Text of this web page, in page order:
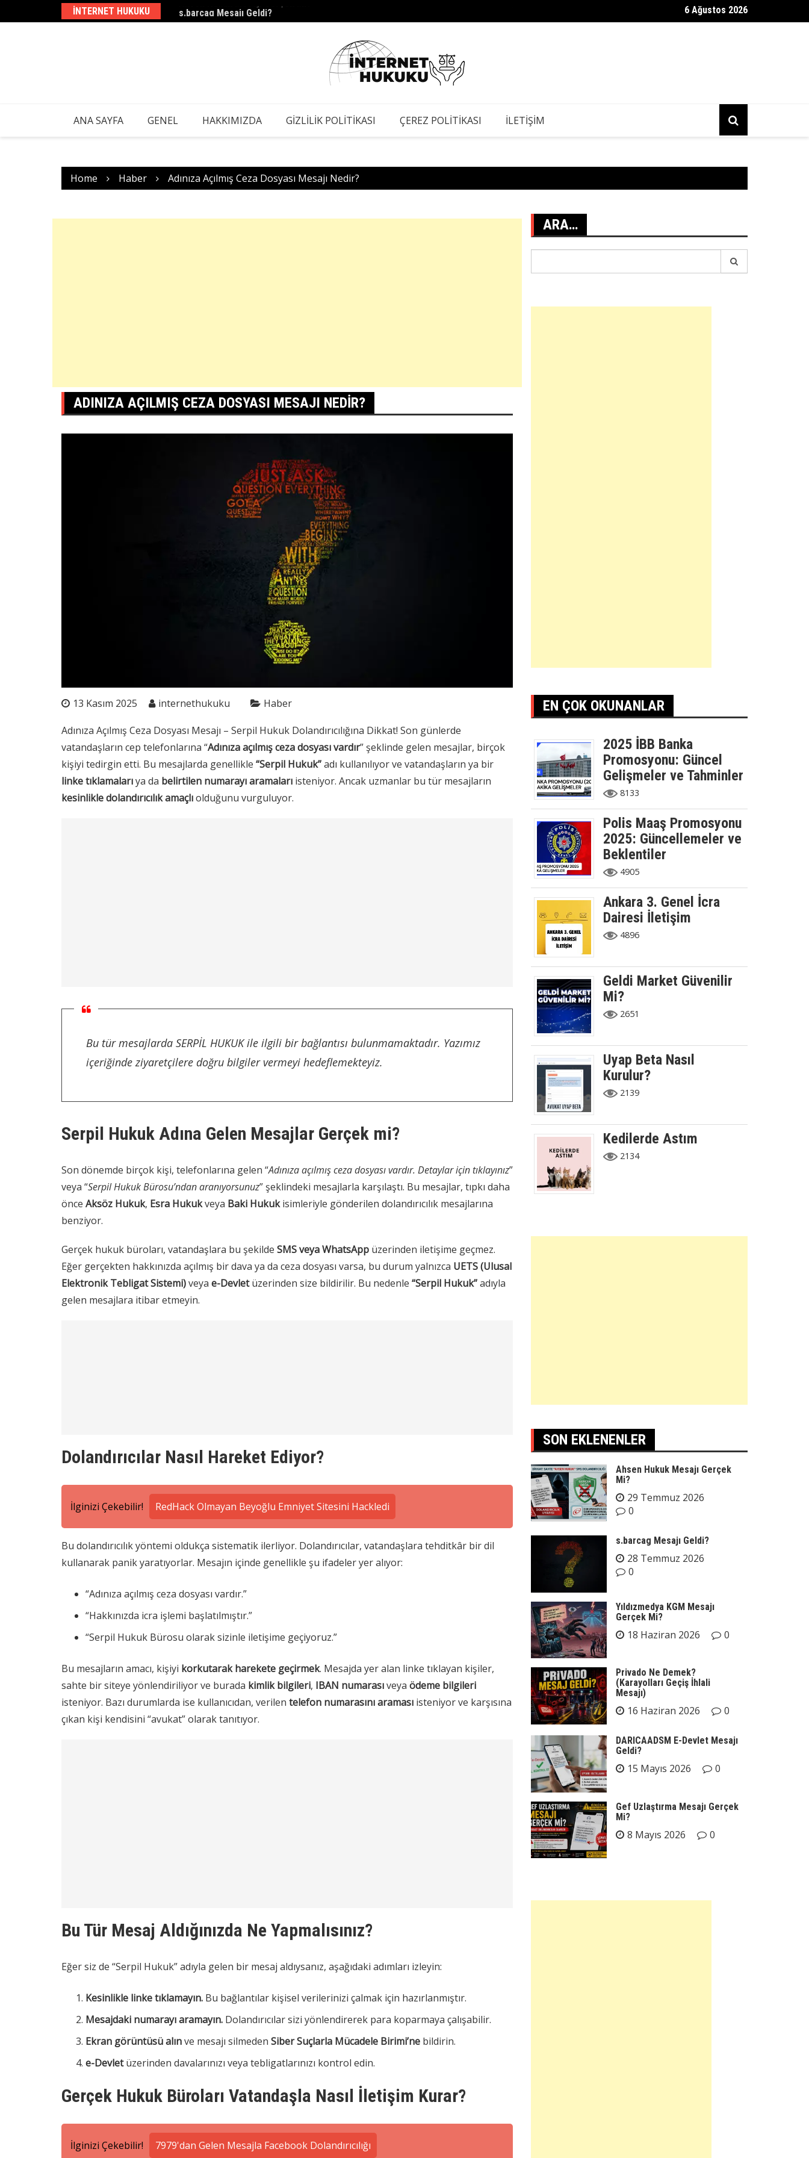
to
INTERNET HUKUKU s.barcag Mesajı Geldi? 6 Ağustos 2026
ANA SAYFA GENEL HAKKIMIZDA GIZLILIK POLITIKASI ÇEREZ POLITIKASI İLETIŞIM
Home Haber Adınıza Açılmış Ceza Dosyası Mesajı Nedir?
ADINIZA AÇILMIŞ CEZA DOSYASI MESAJI NEDIR?
13 Kasım 2025 internethukuku Haber
Adınıza Açılmış Ceza Dosyası Mesajı – Serpil Hukuk Dolandırıcılığına Dikkat! Son günlerde
vatandaşların cep telefonlarına “Adınıza açılmış ceza dosyası vardır” şeklinde gelen mesajlar, birçok
kişiyi tedirgin etti. Bu mesajlarda genellikle “Serpil Hukuk”adı kullanılıyor ve vatandaşların ya bir
linke tıklamalarıya da belirtilen numarayı aramaları isteniyor. Ancak uzmanlar bu tür mesajların
kesinlikle dolandırıcılık amaçlıolduğunu vurguluyor.
Bu tür mesajlarda SERPİL HUKUK ile ilgili bir bağlantısı bulunmamaktadır. Yazımız
içeriğinde ziyaretçilere doğru bilgiler vermeyi hedeflemekteyiz.
Serpil Hukuk Adına Gelen Mesajlar Gerçek mi?
Son dönemde birçok kişi, telefonlarına gelen “Adınıza açılmış ceza dosyası vardır. Detaylar için tıklayınız”
veya “Serpil Hukuk Bürosu’ndan aranıyorsunuz” şeklindeki mesajlarla karşılaştı. Bu mesajlar, tıpkı daha
önce Aksöz Hukuk, Esra Hukukveya Baki Hukukisimleriyle gönderilen dolandırıcılık mesajlarına
benziyor.
Gerçek hukuk büroları, vatandaşlara bu şekilde SMS veya WhatsApp üzerinden iletişime geçmez.
Eğer gerçekten hakkınızda açılmış bir dava ya da ceza dosyası varsa, bu durum yalnızca UETS (Ulusal
Elektronik Tebligat Sistemi)veya e-Devletüzerinden size bildirilir. Bu nedenle “Serpil Hukuk”adıyla
gelen mesajlara itibar etmeyin.
Dolandırıcılar Nasıl Hareket Ediyor?
İlginizi Çekebilir! RedHack Olmayan Beyoğlu Emniyet Sitesini Hackledi
Bu dolandırıcılık yöntemi oldukça sistematik ilerliyor. Dolandırıcılar, vatandaşlara tehditkâr bir dil
kullanarak panik yaratıyorlar. Mesajın içinde genellikle şu ifadeler yer alıyor:
“Adınıza açılmış ceza dosyası vardır.”
“Hakkınızda icra işlemi başlatılmıştır.”
“Serpil Hukuk Bürosu olarak sizinle iletişime geçiyoruz.”
Bu mesajların amacı, kişiyi korkutarak harekete geçirmek. Mesajda yer alan linke tıklayan kişiler,
sahte bir siteye yönlendiriliyor ve burada kimlik bilgileri, IBAN numarasıveya ödeme bilgileri
isteniyor. Bazı durumlarda ise kullanıcıdan, verilen telefon numarasını araması isteniyor ve karşısına
çıkan kişi kendisini “avukat” olarak tanıtıyor.
Bu Tür Mesaj Aldığınızda Ne Yapmalısınız?
Eğer siz de “Serpil Hukuk” adıyla gelen bir mesaj aldıysanız, aşağıdaki adımları izleyin:
Kesinlikle linke tıklamayın. Bu bağlantılar kişisel verilerinizi çalmak için hazırlanmıştır.
Mesajdaki numarayı aramayın. Dolandırıcılar sizi yönlendirerek para koparmaya çalışabilir.
Ekran görüntüsü alınve mesajı silmeden Siber Suçlarla Mücadele Birimi’ne bildirin.
e-Devletüzerinden davalarınızı veya tebligatlarınızı kontrol edin.
Gerçek Hukuk Büroları Vatandaşla Nasıl İletişim Kurar?
İlginizi Çekebilir! 7979'dan Gelen Mesajla Facebook Dolandırıcılığı
ARA…
EN ÇOK OKUNANLAR
2025 İBB Banka
Promosyonu: Güncel
Gelişmeler ve Tahminler
8133
Polis Maaş Promosyonu
2025: Güncellemeler ve
Beklentiler
4905
Ankara 3. Genel İcra
Dairesi İletişim
4896
Geldi Market Güvenilir
Mi?
2651
Uyap Beta Nasıl
Kurulur?
2139
Kedilerde Astım
2134
SON EKLENENLER
Ahsen Hukuk Mesajı Gerçek
Mi?
29 Temmuz 2026
0
s.barcag Mesajı Geldi?
28 Temmuz 2026
0
Yıldızmedya KGM Mesajı
Gerçek Mi?
18 Haziran 2026 0
Privado Ne Demek?
(Karayolları Geçiş İhlali
Mesajı)
16 Haziran 2026 0
DARICAADSM E-Devlet Mesajı
Geldi?
15 Mayıs 2026 0
Gef Uzlaştırma Mesajı Gerçek
Mi?
8 Mayıs 2026 0